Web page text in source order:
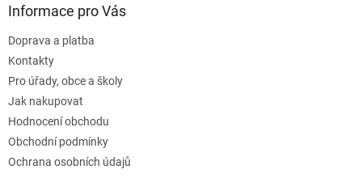
Informace pro Vás
Doprava a platba
Kontakty
Pro úřady, obce a školy
Jak nakupovat
Hodnocení obchodu
Obchodní podmínky
Ochrana osobních údajů